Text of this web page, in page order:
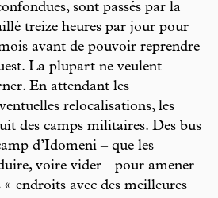
sont passés par la
treize heures par jour pour
avant de pouvoir reprendre
La plupart ne veulent
En attendant les
relocalisations, les
des camps militaires. Des bus
d’Idomeni – que les
voire vider – pour amener
« endroits avec des meilleures